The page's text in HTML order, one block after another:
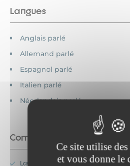
Ce site utilise
et vous donne le
Langues
Anglais parlé
Allemand parlé
Espagnol parlé
Italien parlé
Néerlandais parlé
Commodités
Lave-vaisselle